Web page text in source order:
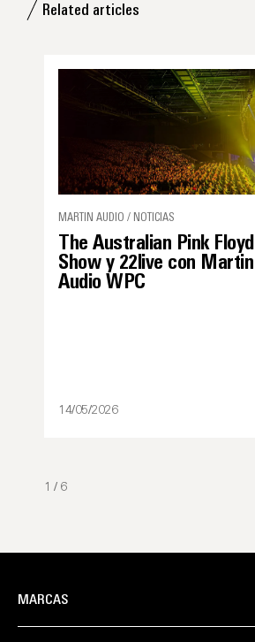
Related articles
MARTIN AUDIO / NOTICIAS
The Australian Pink Floyd
Show y 22live con Martin
Audio WPC
14/05/2026
1 / 6
MARCAS